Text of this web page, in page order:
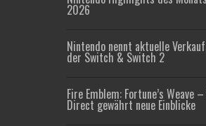
2026
Nintendo nennt aktuelle
der Switch & Switch 2
Fire Emblem: Fortune’s Weave
Direct gewährt neue Einblicke